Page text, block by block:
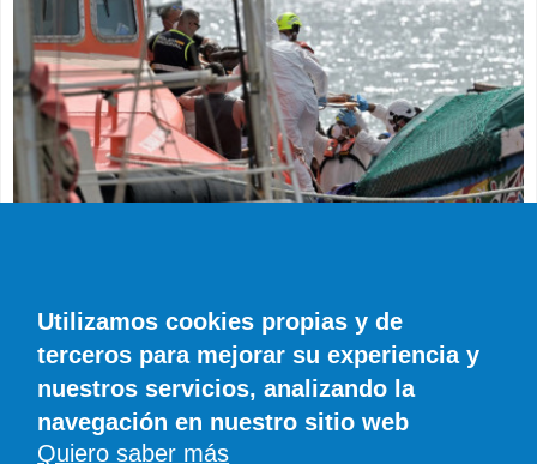
Hierro
EFE 0 COMENTARIOS
© SIROCO INFORMACIÓN SL | Tel. 828 081 655 | Móvil y WhatsApp 606 845
Utilizamos cookies propias y de
terceros para mejorar su experiencia y
nuestros servicios, analizando la
navegación en nuestro sitio web
Quiero saber más